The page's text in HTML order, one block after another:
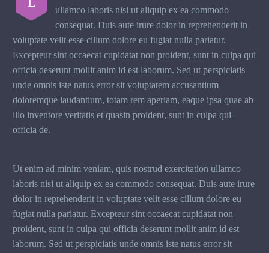
ullamco laboris nisi ut aliquip ex ea commodo
consequat. Duis aute irure dolor in reprehenderit in
voluptate velit esse cillum dolore eu fugiat nulla pariatur.
Excepteur sint occaecat cupidatat non proident, sunt in culpa qui
officia deserunt mollit anim id est laborum. Sed ut perspiciatis
unde omnis iste natus error sit voluptatem accusantium
doloremque laudantium, totam rem aperiam, eaque ipsa quae ab
illo inventore veritatis et quasin proident, sunt in culpa qui
officia de.
Ut enim ad minim veniam, quis nostrud exercitation ullamco
laboris nisi ut aliquip ex ea commodo consequat. Duis aute irure
dolor in reprehenderit in voluptate velit esse cillum dolore eu
fugiat nulla pariatur. Excepteur sint occaecat cupidatat non
proident, sunt in culpa qui officia deserunt mollit anim id est
laborum. Sed ut perspiciatis unde omnis iste natus error sit